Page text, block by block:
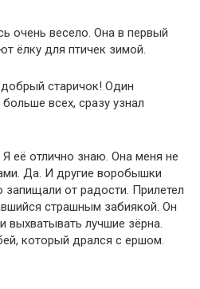
очень весело. Она в первый
ёлку для птичек зимой.
старичок! Один
всех, сразу узнал
её отлично знаю. Она меня не
Да. И другие воробышки
запищали от радости. Прилетел
страшным забиякой. Он
выхватывать лучшие зёрна.
который дрался с ершом.